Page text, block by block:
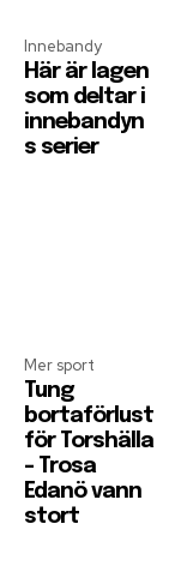
Innebandy
Här är lagen
som deltar i
innebandyn
s serier
Mer sport
Tung
bortaförlust
för Torshälla
– Trosa
Edanö vann
stort